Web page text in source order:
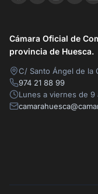
Cámara Oficial de
provincia de Huesca.
C/ Santo Ángel de la
974 21 88 99
Lunes a viernes de 9